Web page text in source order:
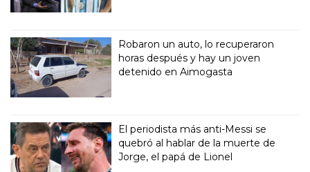
Robaron un auto, lo recuperaron
horas después y hay un joven
detenido en Aimogasta
El periodista más anti-Messi se
quebró al hablar de la muerte de
Jorge, el papá de Lionel